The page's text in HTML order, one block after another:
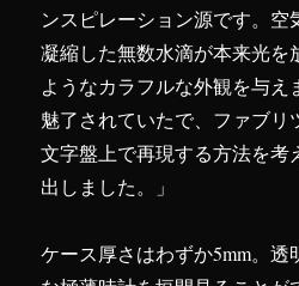
ンスピレーション源です。
凝縮した無数水滴が本来光を
ようなカラフルな外観を与え
魅了されていたで、ファブリ
文字盤上で再現する方法を考
出しました。」
ケース厚さはわずか5mm。